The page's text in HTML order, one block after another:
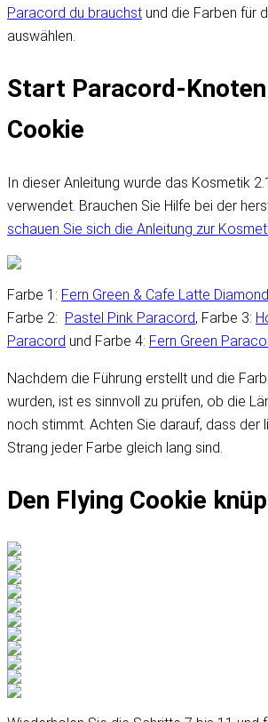
Paracord du brauchst und die Farben für
auswählen.
Start Paracord-
Cookie
In dieser Anleitung wurde das Kosmetik
verwendet. Brauchen Sie Hilfe bei der
schauen Sie sich die Anleitung zur
Farbe 1: Fern Green & Cafe Latte
Farbe 2: Pastel Pink Paracord, Farbe 3:
Paracord und Farbe 4: Fern Green
Nachdem die Führung erstellt und die
wurden, ist es sinnvoll zu prüfen, ob die
noch stimmt. Achten Sie darauf, dass der
Strang jeder Farbe gleich lang sind.
Den Flying Cookie